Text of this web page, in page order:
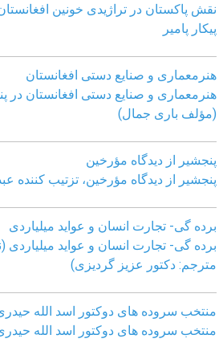
نقش پاکستان در تراژیدی خونین
پیکار پامیر
هنرمعماری و صنایع دستی افغانستان
هنرمعماری و صنایع دستی افغانستان در
(مؤلف باری جمال)
پنجشیر از دیدگاه مؤرخین
پنجشیر از دیدگاه مؤرخین، تزتیب کننده
برده گی- تجارت انسان و عواید میلیاردی
برده گی- تجارت انسان و عواید میلیاردی
مترجم: دکتور عزیز گردیزی)
منتخب سروده های دوکتور اسد الله
منتخب سروده های دوکتور اسد الله